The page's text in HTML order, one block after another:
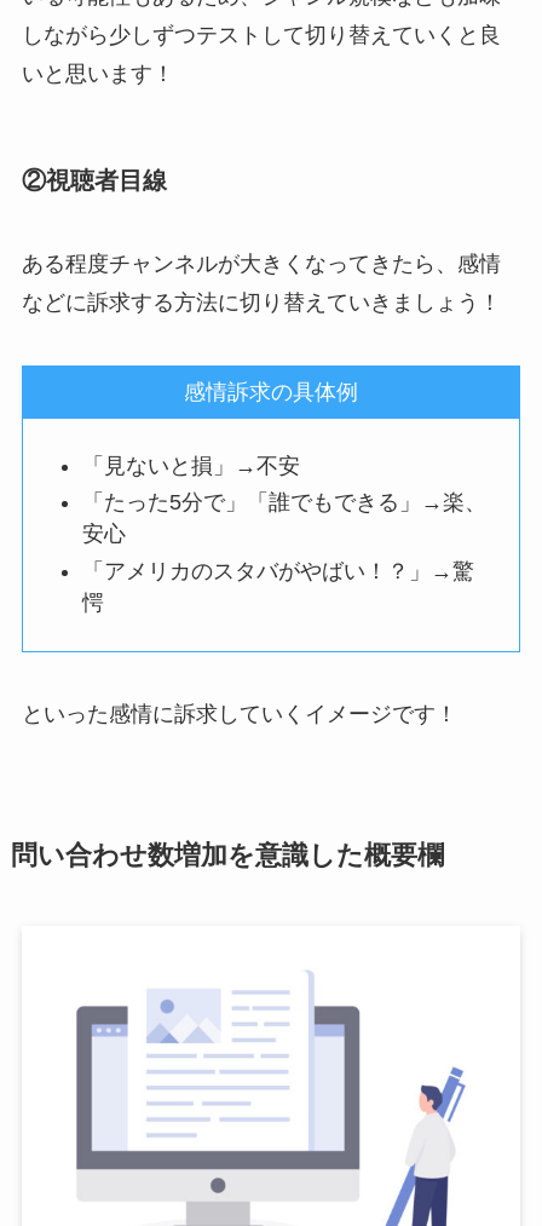
しながら少しずつテストして切り替えていくと良
いと思います！
②視聴者目線
ある程度チャンネルが大きくなってきたら、 感情
などに訴求する方法に切り替え ていきましょう！
感情訴求の具体例
「見ないと損」→不安
「たった5分で」「誰でもできる」→楽、
安心
「アメリカのスタバがやばい！？」→驚
愕
といった感情に訴求していくイメージです！
問い合わせ数増加を意識した概要欄